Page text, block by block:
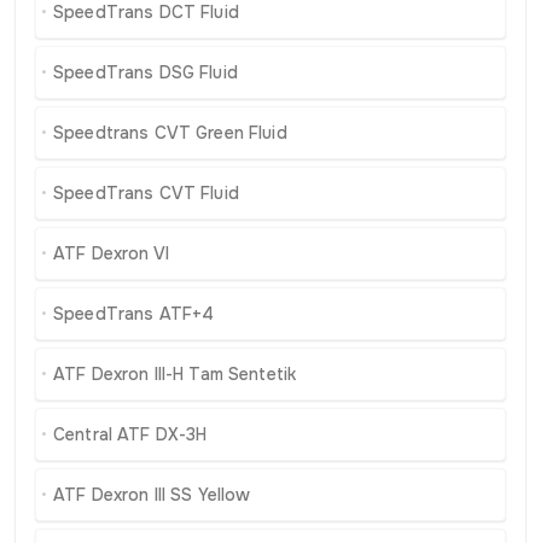
SpeedTrans DCT Fluid
SpeedTrans DSG Fluid
Speedtrans CVT Green Fluid
SpeedTrans CVT Fluid
ATF Dexron VI
SpeedTrans ATF+4
ATF Dexron III-H Tam Sentetik
Central ATF DX-3H
ATF Dexron III SS Yellow